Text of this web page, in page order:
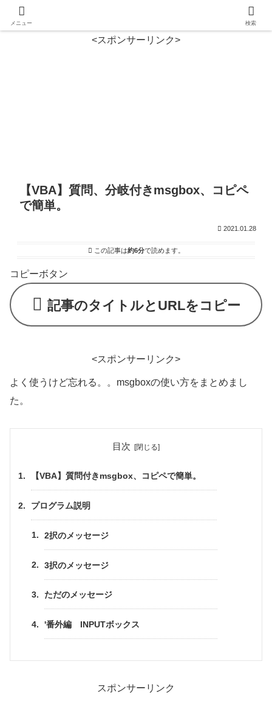
<スポンサーリンク>
【VBA】質問、分岐付きmsgbox、コピペ
で簡単。
2021.01.28
この記事は約6分で読めます。
コピーボタン
記事のタイトルとURLをコピー
<スポンサーリンク>
よく使うけど忘れる。。msgboxの使い方をまとめまし
た。
目次
【VBA】質問付きmsgbox、コピペで簡単。
プログラム説明
2択のメッセージ
3択のメッセージ
ただのメッセージ
'番外編 INPUTボックス
スポンサーリンク
メニュー 検索